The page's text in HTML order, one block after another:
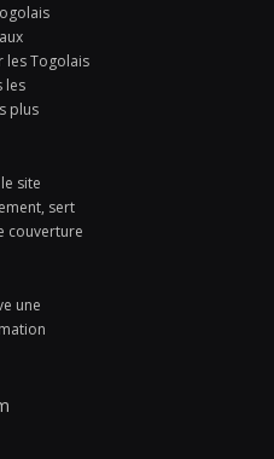
les Togolais
les
plus
site
sert
couverture
une